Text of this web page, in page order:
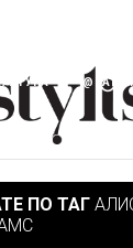
ИЗЛОГ
ПО ТАГ